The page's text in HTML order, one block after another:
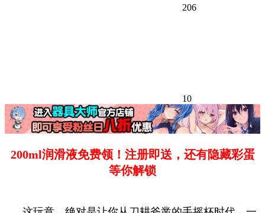
206
10
200ml润滑液免费领！注册即送，还有隐藏彩蛋
等你解锁